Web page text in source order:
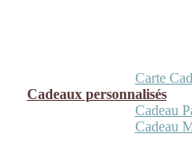
Carte
Cadeaux personnalisés
Cadeau
Cadeau